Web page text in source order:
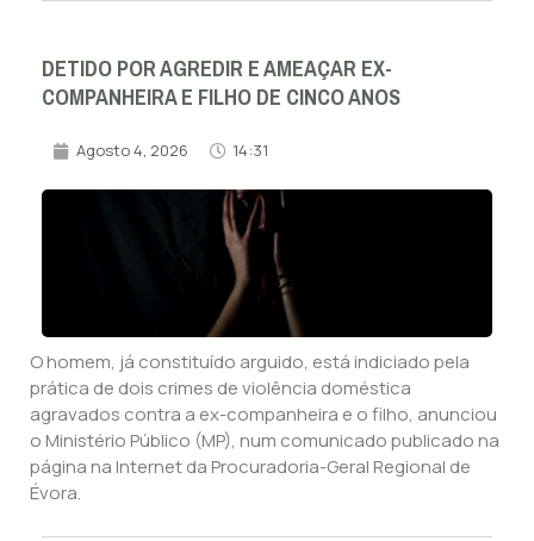
DETIDO POR AGREDIR E AMEAÇAR EX-
COMPANHEIRA E FILHO DE CINCO ANOS
Agosto 4, 2026 14:31
O homem, já constituído arguido, está indiciado pela
prática de dois crimes de violência doméstica
agravados contra a ex-companheira e o filho, anunciou
o Ministério Público (MP), num comunicado publicado na
página na Internet da Procuradoria-Geral Regional de
Évora.